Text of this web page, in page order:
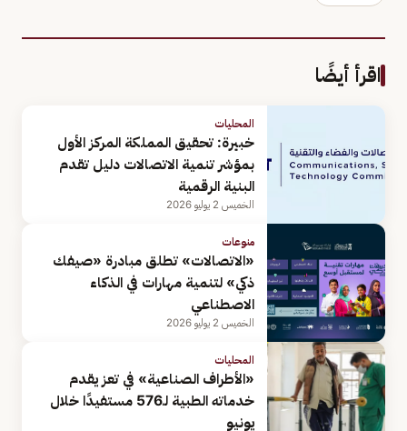
اقرأ أيضًا
المحليات
خبيرة: تحقيق المملكة المركز الأول
بمؤشر تنمية الاتصالات دليل تقدم
البنية الرقمية
الخميس 2 يوليو 2026
منوعات
«الاتصالات» تطلق مبادرة «صيفك
ذكي» لتنمية مهارات في الذكاء
الاصطناعي
الخميس 2 يوليو 2026
المحليات
«الأطراف الصناعية» في تعز يقدم
خدماته الطبية لـ576 مستفيدًا خلال
يونيو